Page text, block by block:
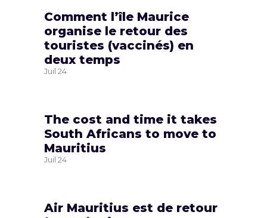
Comment l’île Maurice
organise le retour des
touristes (vaccinés) en
deux temps
Juil 24
The cost and time it takes
South Africans to move to
Mauritius
Juil 24
Air Mauritius est de retour